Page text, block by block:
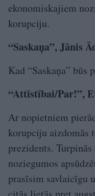
ekonomiskajiem
korupciju.
“Saskaņa”, Jānis
Kad “Saskaņa” būs
“Attīstībai/Par!”,
Ar nopietniem
korupciju aizdomās
prezidents.
noziegumos
prasīsim savlaicīgu